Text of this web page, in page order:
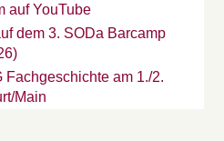
auf YouTube
dem 3. SODa Barcamp
am 1./2.
Main